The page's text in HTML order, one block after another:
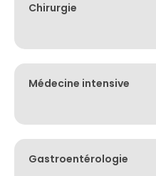
Chirurgie
Médecine intensive
Gastroentérologie